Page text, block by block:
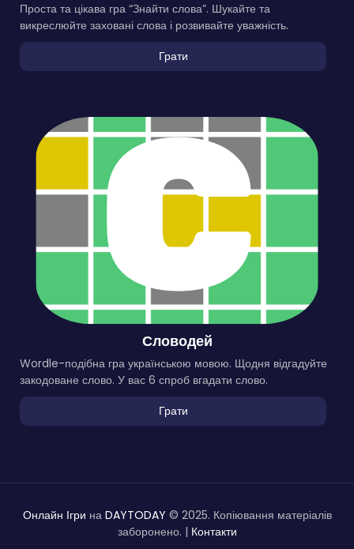
Проста та цікава гра “Знайти слова”. Шукайте та
викреслюйте заховані слова і розвивайте уважність.
Грати
Словодей
Wordle-подібна гра українською мовою. Щодня відгадуйте
закодоване слово. У вас 6 спроб вгадати слово.
Грати
Онлайн Ігри на DAYTODAY © 2025. Копіювання матеріалів
заборонено. | Контакти